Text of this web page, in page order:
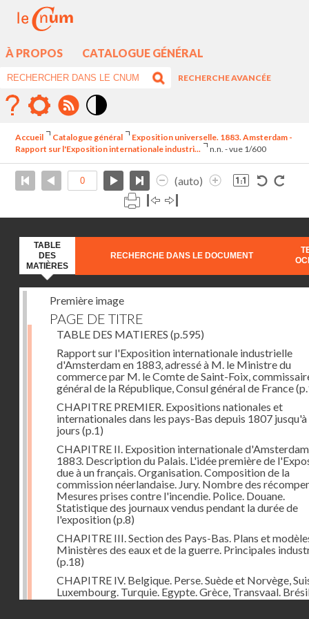
À PROPOS CATALOGUE GÉNÉRAL
RECHERCHE AVANCÉE
élévé
Accueil Catalogue général
Exposition universelle. 1883. Amsterdam -
Rapport sur l'Exposition internationale industri...
n.n. - vue 1/600
(auto)
TABLE
DES
MATIÈRES
RECHERCHE DANS LE DOCUMENT
Première image
PAGE DE TITRE
TABLE DES MATIERES (p.595)
Rapport sur l'Exposition internationale industrielle
d'Amsterdam en 1883, adressé à M. le Ministre du
commerce par M. le Comte de Saint-Foix,
général de la République, Consul général de France
CHAPITRE PREMIER. Expositions nationales et
internationales dans les pays-Bas depuis 1807 jusqu'à
jours (p.1)
CHAPITRE II. Exposition internationale
1883. Description du Palais. L'idée première de
due à un français. Organisation. Composition de la
commission néerlandaise. Jury. Nombre des
Mesures prises contre l'incendie. Police. Douane.
Statistique des journaux vendus pendant la durée de
l'exposition(p.8)
CHAPITRE III. Section des Pays-Bas. Plans et
Ministères des eaux et de la guerre. Principales
(p.18)
CHAPITRE IV. Belgique. Perse. Suède et Norvège,
Luxembourg. Turquie. Egypte. Grèce, Transvaal.
Chine. Italie, Angleterre. Russie. Espagne. Autriche-